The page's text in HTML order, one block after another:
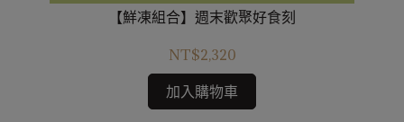
【鮮凍組合】週末歡聚好食刻
NT$2,320
加入購物車